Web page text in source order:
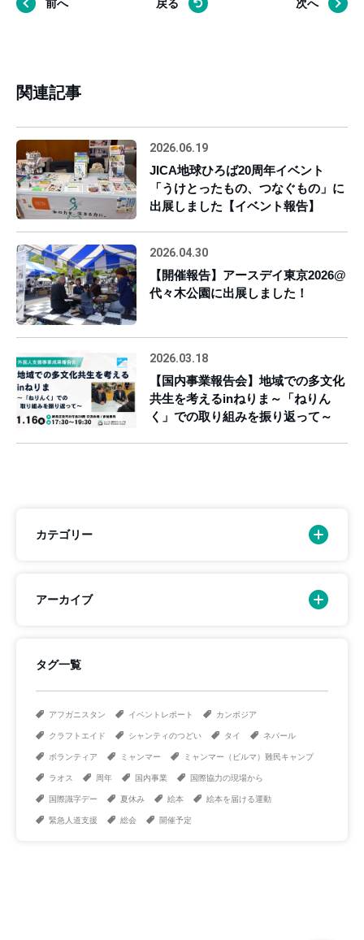
前へ 戻る 次へ
関連記事
2026.06.19
JICA地球ひろば20周年イベント
「うけとったもの、つなぐもの」に
出展しました【イベント報告】
2026.04.30
【開催報告】アースデイ東京2026@
代々木公園に出展しました！
2026.03.18
【国内事業報告会】地域での多文化
共生を考えるinねりま～「ねりん
く」での取り組みを振り返って～
カテゴリー
アーカイブ
タグ一覧
アフガニスタン イベントレポート カンボジア
クラフトエイド シャンティのつどい タイ ネパール
ボランティア ミャンマー ミャンマー（ビルマ）難民キャンプ
ラオス 周年 国内事業 国際協力の現場から
国際識字デー 夏休み 絵本 絵本を届ける運動
緊急人道支援 総会 開催予定